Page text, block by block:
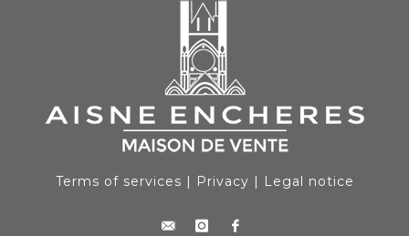
Terms of services | Privacy | Legal notice